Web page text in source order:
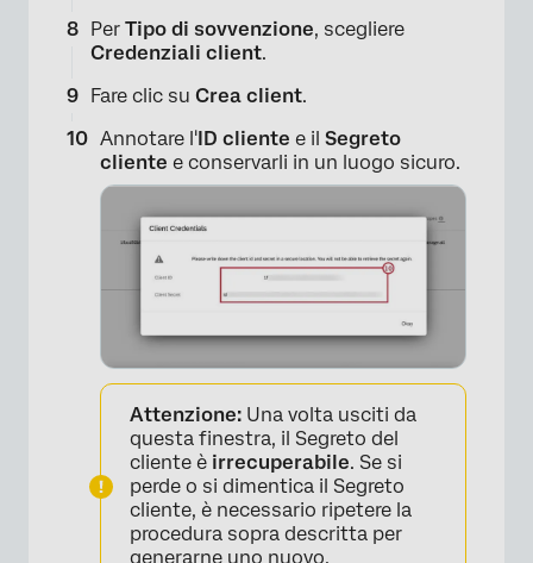
×
Per Tipo di sovvenzione, scegliere
Credenziali client.
Fare clic su Crea client.
Annotare l'ID cliente e il Segreto
cliente e conservarli in un luogo sicuro.
Attenzione: Una volta usciti da
questa finestra, il Segreto del
cliente è irrecuperabile. Se si
perde o si dimentica il Segreto
cliente, è necessario ripetere la
procedura sopra descritta per
generarne uno nuovo.